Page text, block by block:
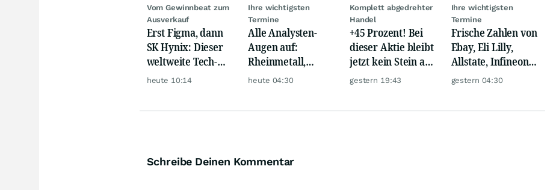
Vom Gewinnbeat zum
Ausverkauf
Erst Figma, dann
SK Hynix: Dieser
weltweite Tech-
Crash vernichtet
heute 10:14
Ihre wichtigsten
Termine
Alle Analysten-
Augen auf:
Rheinmetall,
Deutsche Telekom,
heute 04:30
Komplett abgedrehter
Handel
+45 Prozent! Bei
dieser Aktie bleibt
jetzt kein Stein auf
dem anderen!
gestern 19:43
Ihre wichtigsten
Termine
Frische Zahlen von
Ebay, Eli Lilly,
Allstate, Infineon,
Novo Nordisk,
gestern 04:30
Schreibe Deinen Kommentar